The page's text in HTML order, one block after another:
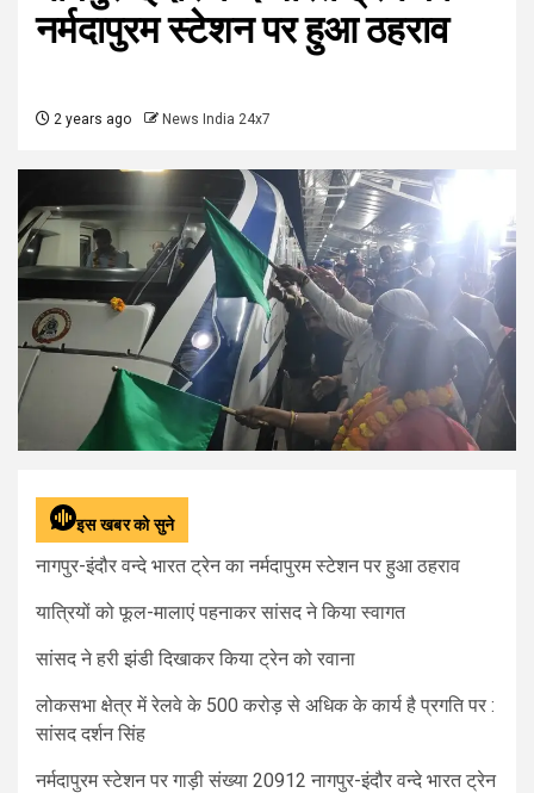
नर्मदापुरम स्टेशन पर हुआ ठहराव
2 years ago News India 24x7
इस खबर को सुने
नागपुर-इंदौर वन्दे भारत ट्रेन का नर्मदापुरम स्टेशन पर हुआ ठहराव
यात्रियों को फूल-मालाएं पहनाकर सांसद ने किया स्वागत
सांसद ने हरी झंडी दिखाकर किया ट्रेन को रवाना
लोकसभा क्षेत्र में रेलवे के 500 करोड़ से अधिक के कार्य है प्रगति पर :
सांसद दर्शन सिंह
नर्मदापुरम स्टेशन पर गाड़ी संख्या 20912 नागपुर-इंदौर वन्दे भारत ट्रेन